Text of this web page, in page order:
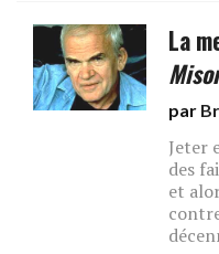
La
par
Jeter
des
et